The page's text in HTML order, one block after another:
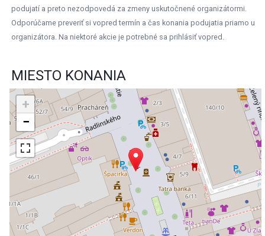
podujatí a preto nezodpovedá za zmeny uskutočnené organizátormi.
Odporúčame preveriť si vopred termín a čas konania podujatia priamo u
organizátora. Na niektoré akcie je potrebné sa prihlásiť vopred.
MIESTO KONANIA
+
−